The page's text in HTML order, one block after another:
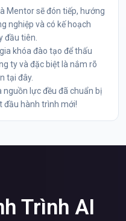
Mentor sẽ đón tiếp, hướng
nghiệp và có kế hoạch
đầu tiên.
khóa đào tạo để thấu
ty và đặc biệt là nắm rõ
tại đây.
nguồn lực đều đã chuẩn bị
đầu hành trình mới!
Trình AI